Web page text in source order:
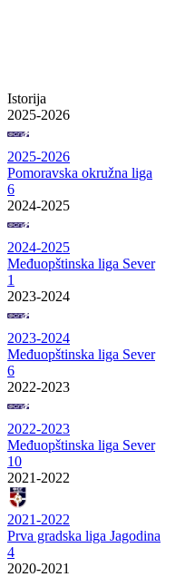
Istorija
2025-2026
2025-2026
Pomoravska okružna liga
6
2024-2025
2024-2025
Međuopštinska liga Sever
1
2023-2024
2023-2024
Međuopštinska liga Sever
6
2022-2023
2022-2023
Međuopštinska liga Sever
10
2021-2022
2021-2022
Prva gradska liga Jagodina
4
2020-2021